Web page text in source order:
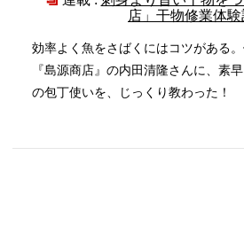
店」干物修業体験
効率よく魚をさばくにはコツがある
『島源商店』の内田清隆さんに、素
の包丁使いを、じっくり教わった！